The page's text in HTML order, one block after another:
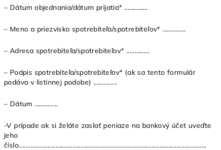
– Dátum objednania/dátum prijatia* ..............
– Meno a priezvisko spotrebiteľa/spotrebiteľov* ..............
– Adresa spotrebiteľa/spotrebiteľov* ..............
– Podpis spotrebiteľa/spotrebiteľov* (ak sa tento formulár
podáva v listinnej podobe) ..............
– Dátum ..............
-V prípade ak si želáte zaslať peniaze na bankový účet uveďte
jeho
číslo................................................................................................................